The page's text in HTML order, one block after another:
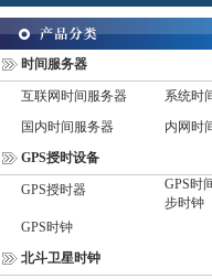
时间服务器
互联网时间服务器
系统时
国内时间服务器
内网时
GPS授时设备
GPS授时器
GPS时
步时钟
GPS时钟
北斗卫星时钟